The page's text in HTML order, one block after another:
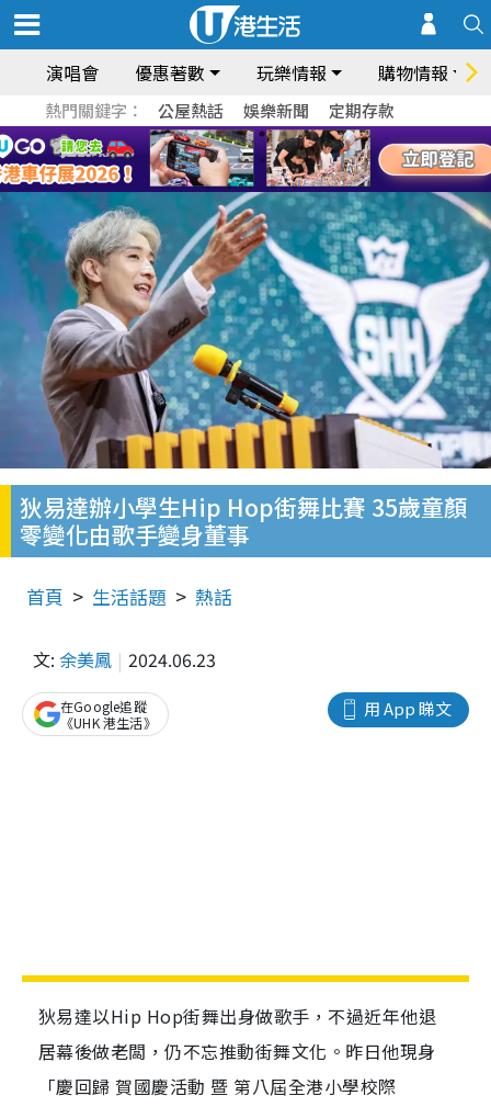
演唱會 優惠著數 玩樂情報 購物情報
熱門關鍵字： 公屋熱話 娛樂新聞 定期存款
狄易達辦小學生Hip Hop街舞比賽 35歲童顏
零變化由歌手變身董事
首頁 生活話題 熱話
文: 余美鳳 2024.06.23
用 App 睇文
在Google追蹤
《UHK 港生活》
狄易達以Hip Hop街舞出身做歌手，不過近年他退
居幕後做老闆，仍不忘推動街舞文化。昨日他現身
「慶回歸 賀國慶活動 暨 第八屆全港小學校際